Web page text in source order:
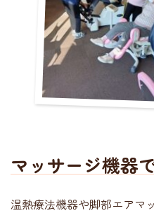
マッサージ機器
温熱療法機器や脚部エアマ